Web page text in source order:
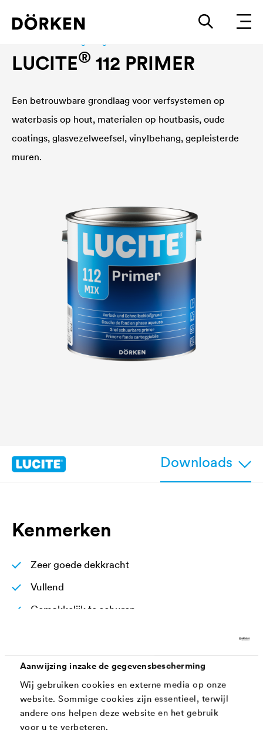
Aanwijzing inzake de gegevensbescherming
Wij gebruiken cookies en externe media op onze
website. Sommige cookies zijn essentieel, terwijl
andere ons helpen deze website en het gebruik
voor u te verbeteren.
LUCITE® 112 PRIMER
Een betrouwbare grondlaag voor verfsystemen op
waterbasis op hout, materialen op houtbasis, oude
coatings, glasvezelweefsel, vinylbehang, gepleisterde
muren.
Downloads
Kenmerken
Zeer goede dekkracht
Vullend
Gemakkelijk te schuren
Alkalibestendig
Waterdampdoorlatend
Geringe geur